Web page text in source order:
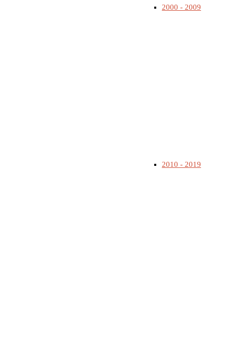
2000 - 2009
2010 - 2019